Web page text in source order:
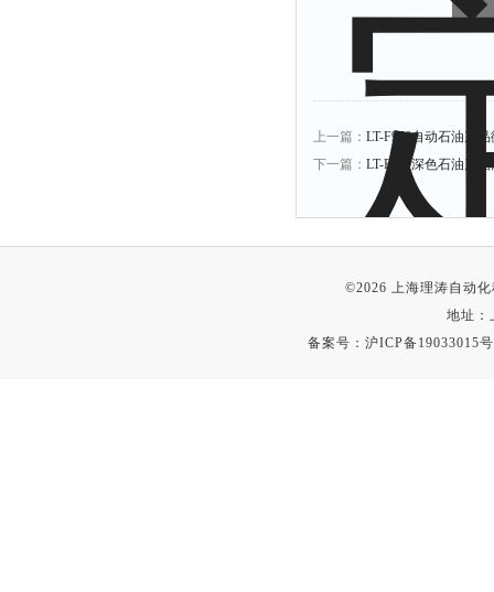
上一篇： LT-F978自动石油产
下一篇： LT-F980深色石油产
©2026 上海理涛自动
地址：
备案号： 沪ICP备19033015